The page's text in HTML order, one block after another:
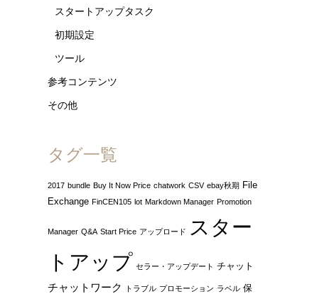
スタートアップタスク
初期設定
ツール
参考コンテンツ
その他
タグ一覧
2017 bundle Buy It Now Price chatwork CSV ebay秋期 File
Exchange FinCEN105 lot Markdown Manager Promotion
Manager Q&A Start Price アップロード
スター
トアップ セラー・アップデート チャット
チャットワーク トラブル プロモーション ラベル 保